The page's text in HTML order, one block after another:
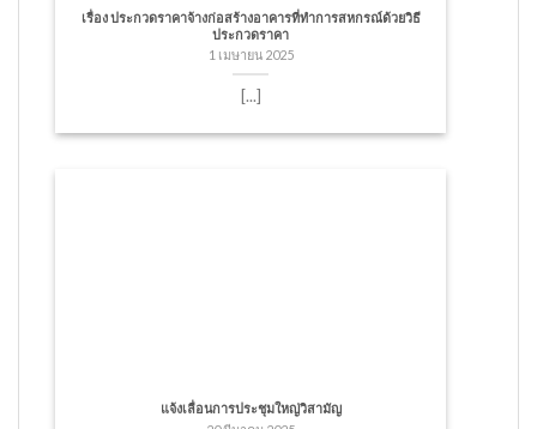
เรื่อง ประกวดราคาจ้างก่อสร้างอาคารที่ทำการสหกรณ์ด้วยวิธี
ประกวดราคา
1 เมษายน 2025
[...]
แจ้งเลื่อนการประชุมใหญ่วิสามัญ